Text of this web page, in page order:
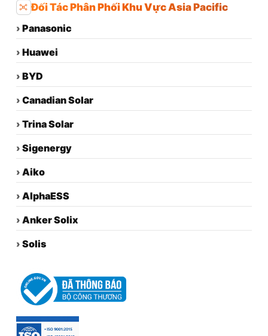
Đối Tác Phân Phối Khu Vực Asia Pacific
› Panasonic
› Huawei
› BYD
› Canadian Solar
› Trina Solar
› Sigenergy
› Aiko
› AlphaESS
› Anker Solix
› Solis